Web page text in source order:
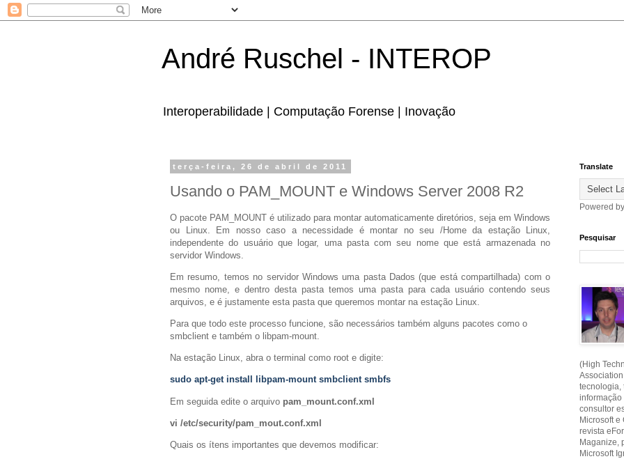
André Ruschel - INTEROP
Interoperabilidade | Computação Forense | Inovação
terça-feira, 26 de abril de 2011
Usando o PAM_MOUNT e Windows Server 2008 R2
O pacote PAM_MOUNT é utilizado para montar automaticamente diretórios, seja em Windows
ou Linux. Em nosso caso a necessidade é montar no seu /Home da estação Linux,
independente do usuário que logar, uma pasta com seu nome que está armazenada no
servidor Windows.
Em resumo, temos no servidor Windows uma pasta Dados (que está compartilhada) com o
mesmo nome, e dentro desta pasta temos uma pasta para cada usuário contendo seus
arquivos, e é justamente esta pasta que queremos montar na estação Linux.
Para que todo este processo funcione, são necessários também alguns pacotes como o
smbclient e também o libpam-mount.
Na estação Linux, abra o terminal como root e digite:
sudo apt-get install libpam-mount smbclient smbfs
Em seguida edite o arquivo pam_mount.conf.xml
vi /etc/security/pam_mout.conf.xml
Quais os ítens importantes que devemos modificar:
Translate
Powered
Pesquisar
(High
tecnologia,
informação
consultor
Microsoft e
revista
Maganize,
Microsoft